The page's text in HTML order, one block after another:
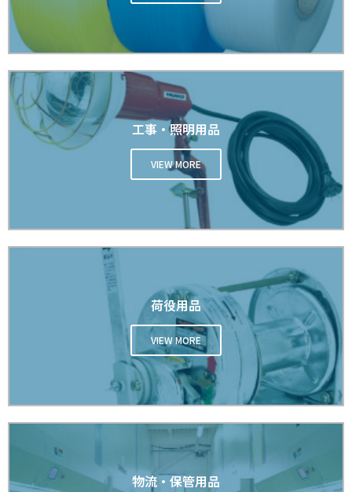
工事・照明用品
VIEW MORE
荷役用品
VIEW MORE
物流・保管用品